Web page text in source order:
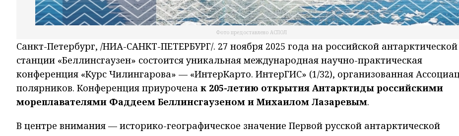
Фото предоставлено АСПОЛ
Санкт-Петербург, /НИА-САНКТ-ПЕТЕРБУРГ/. 27 ноября 2025 года на российской антарктической
станции «Беллинсгаузен» состоится уникальная международная научно-практическая
конференция «Курс Чилингарова» — «ИнтерКарто. ИнтерГИС» (1/32), организованная
полярников. Конференция приурочена к 205-летию открытия Антарктиды российскими
мореплавателями Фаддеем Беллинсгаузеном и Михаилом Лазаревым.
В центре внимания — историко-географическое значение Первой русской антарктической